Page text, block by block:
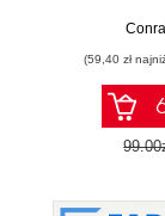
(59,40 zł